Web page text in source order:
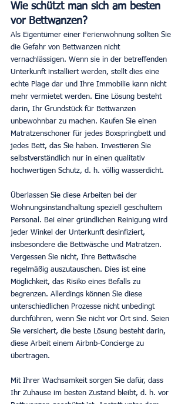
Wie schützt man sich am besten
vor Bettwanzen?
Als Eigentümer einer Ferienwohnung sollten Sie
die Gefahr von Bettwanzen nicht
vernachlässigen. Wenn sie in der betreffenden
Unterkunft installiert werden, stellt dies eine
echte Plage dar und Ihre Immobilie kann nicht
mehr vermietet werden. Eine Lösung besteht
darin, Ihr Grundstück für Bettwanzen
unbewohnbar zu machen. Kaufen Sie einen
Matratzenschoner für jedes Boxspringbett und
jedes Bett, das Sie haben. Investieren Sie
selbstverständlich nur in einen qualitativ
hochwertigen Schutz, d. h. völlig wasserdicht.
Überlassen Sie diese Arbeiten bei der
Wohnungsinstandhaltung speziell geschultem
Personal. Bei einer gründlichen Reinigung wird
jeder Winkel der Unterkunft desinfiziert,
insbesondere die Bettwäsche und Matratzen.
Vergessen Sie nicht, Ihre Bettwäsche
regelmäßig auszutauschen. Dies ist eine
Möglichkeit, das Risiko eines Befalls zu
begrenzen. Allerdings können Sie diese
unterschiedlichen Prozesse nicht unbedingt
durchführen, wenn Sie nicht vor Ort sind. Seien
Sie versichert, die beste Lösung besteht darin,
diese Arbeit einem Airbnb-Concierge zu
übertragen.
Mit Ihrer Wachsamkeit sorgen Sie dafür, dass
Ihr Zuhause im besten Zustand bleibt, d. h. vor